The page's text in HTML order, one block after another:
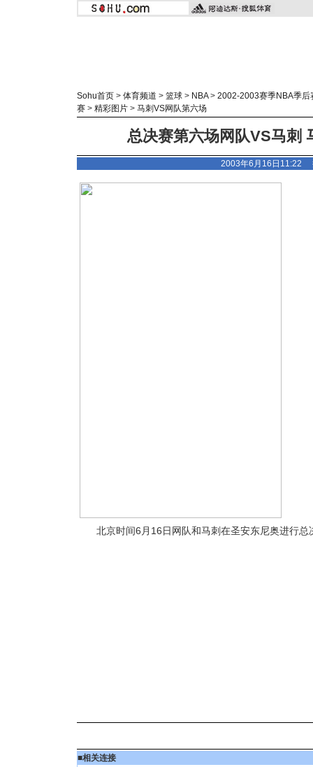
Sohu首页 > 体育频道 > 篮球 > NBA> 2002-2003赛季NBA季后
赛 > 精彩图片 > 马刺VS网队第六场
总决赛第六场网队VS马刺
2003年6月16日11:22
北京时间6月16日网队和马刺在圣安东尼奥进行总
■相关连接